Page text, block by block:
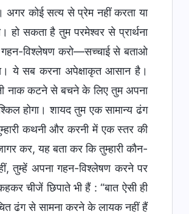
कोई सत्य से प्रेम नहीं करता या
हो सकता है तुम परमेश्वर से प्रार्थना
गहन-विश्लेषण करो—सच्चाई से बताओ
ये सब करना अपेक्षाकृत आसान है।
नाक कटने से बचने के लिए तुम अपना
होगा। शायद तुम एक सामान्य ढंग
कथनी और करनी में एक स्तर की
कर, यह बता कर कि तुम्हारी कौन-
तुम्हें अपना गहन-विश्लेषण करने पर
चीजें छिपाते भी हैं : “बात ऐसी ही
ढंग से सामना करने के लायक नहीं हैं